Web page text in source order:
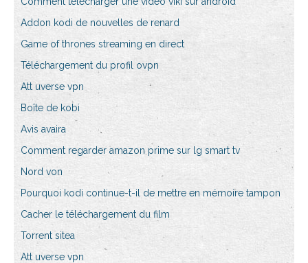
Addon kodi de nouvelles de renard
Game of thrones streaming en direct
Téléchargement du profil ovpn
Att uverse vpn
Boîte de kobi
Avis avaira
Comment regarder amazon prime sur lg smart tv
Nord von
Pourquoi kodi continue-t-il de mettre en mémoire tampon
Cacher le téléchargement du film
Torrent sitea
Att uverse vpn